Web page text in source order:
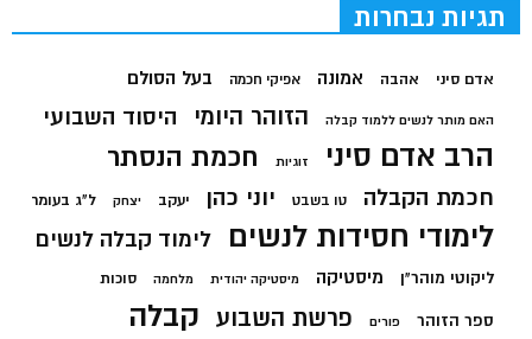
תגיות נבחרות
אדם סיני אהבה אמונה אפיקי חכמה בעל הסולם
האם מותר לנשים ללמוד קבלה הזוהר היומי היסוד השבועי
הרב אדם סיני זוגיות חכמת הנסתר
חכמת הקבלה טו בשבט יוני כהן יעקב יצחק ל"ג בעומר
לימודי חסידות לנשים לימוד קבלה לנשים
ליקוטי מוהר"ן מיסטיקה מיסטיקה יהודית מלחמה סוכות
ספר הזוהר פורים פרשת השבוע קבלה